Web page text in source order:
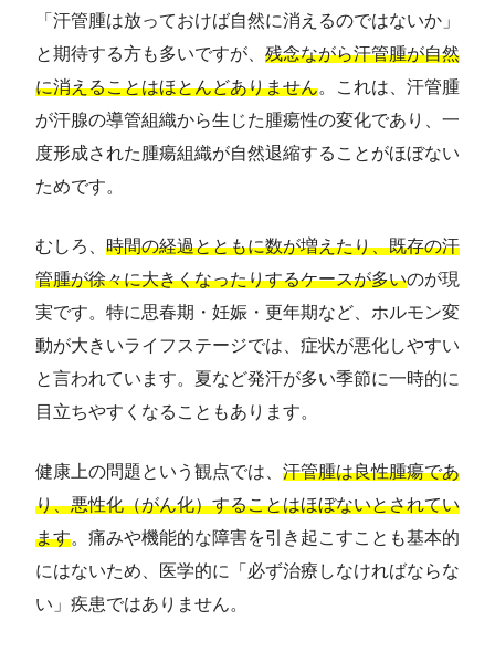
「汗管腫は放っておけば自然に消えるのではないか」
と期待する方も多いですが、 残念ながら汗管腫が自然
に消えることはほとんどありません。これは、汗管腫
が汗腺の導管組織から生じた腫瘍性の変化であり、一
度形成された腫瘍組織が自然退縮することがほぼない
ためです。
むしろ、 時間の経過とともに数が増えたり、既存の汗
管腫が徐々に大きくなったりするケースが多いのが現
実です。特に思春期・妊娠・更年期など、ホルモン変
動が大きいライフステージでは、症状が悪化しやすい
と言われています。夏など発汗が多い季節に一時的に
目立ちやすくなることもあります。
健康上の問題という観点では、 汗管腫は良性腫瘍であ
り、悪性化（がん化）することはほぼないとされてい
ます。痛みや機能的な障害を引き起こすことも基本的
にはないため、医学的に「必ず治療しなければならな
い」疾患ではありません。